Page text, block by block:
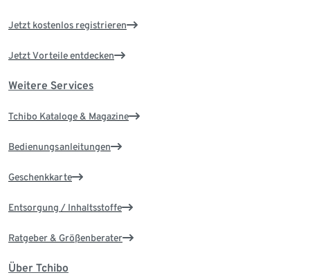
Jetzt kostenlos registrieren
Jetzt Vorteile entdecken
Weitere Services
Tchibo Kataloge & Magazine
Bedienungsanleitungen
Geschenkkarte
Entsorgung / Inhaltsstoffe
Ratgeber & Größenberater
Über Tchibo